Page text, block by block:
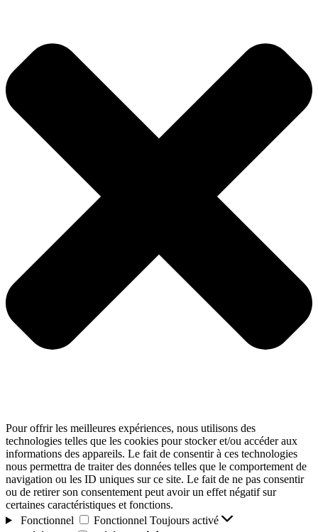
Pour offrir les meilleures expériences, nous utilisons des
technologies telles que les cookies pour stocker et/ou accéder aux
informations des appareils. Le fait de consentir à ces technologies
nous permettra de traiter des données telles que le comportement de
navigation ou les ID uniques sur ce site. Le fait de ne pas consentir
ou de retirer son consentement peut avoir un effet négatif sur
certaines caractéristiques et fonctions.
Fonctionnel
Fonctionnel Toujours activé